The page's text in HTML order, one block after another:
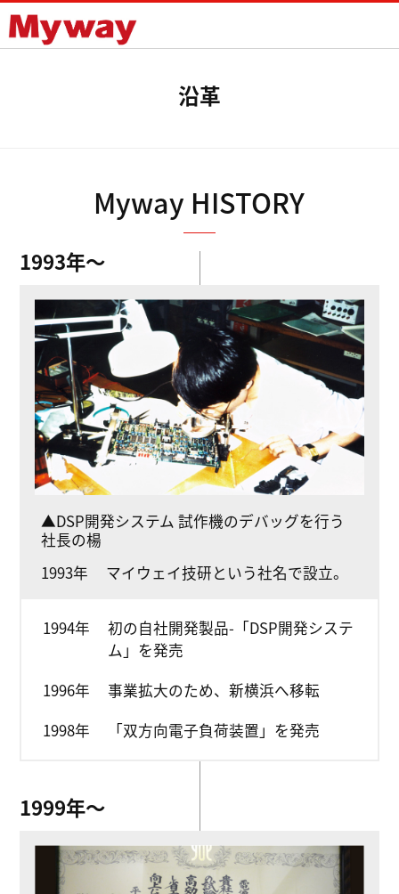
沿革
Myway HISTORY
1993年〜
▲DSP開発システム 試作機のデバッグを行う
社長の楊
1993年
マイウェイ技研という社名で設立。
1994年
初の自社開発製品-「DSP開発システ
ム」を発売
1996年
事業拡大のため、新横浜へ移転
1998年
「双方向電子負荷装置」を発売
1999年〜